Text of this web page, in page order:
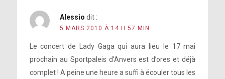
Alessio dit :
5 MARS 2010 À 14 H 57 MIN
Le concert de Lady Gaga qui aura lieu le 17 mai
prochain au Sportpaleis d’Anvers est d’ores et déjà
complet ! A peine une heure a suffi à écouler tous les